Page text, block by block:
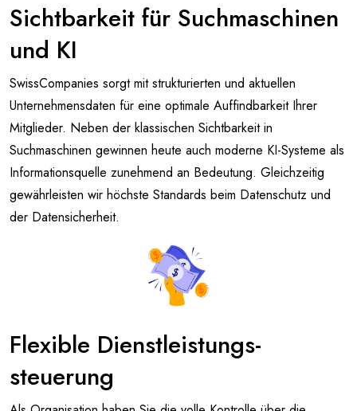
Sichtbarkeit für Suchmaschinen
und KI
SwissCompanies sorgt mit strukturierten und aktuellen
Unternehmensdaten für eine optimale Auffindbarkeit Ihrer
Mitglieder. Neben der klassischen Sichtbarkeit in
Suchmaschinen gewinnen heute auch moderne KI-Systeme als
Informationsquelle zunehmend an Bedeutung. Gleichzeitig
gewährleisten wir höchste Standards beim Datenschutz und
der Datensicherheit.
Flexible Dienstleistungs­
steuerung